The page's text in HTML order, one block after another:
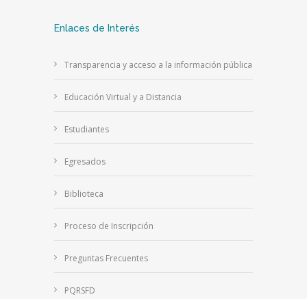
Enlaces de Interés
Transparencia y acceso a la información pública
Educación Virtual y a Distancia
Estudiantes
Egresados
Biblioteca
Proceso de Inscripción
Preguntas Frecuentes
PQRSFD